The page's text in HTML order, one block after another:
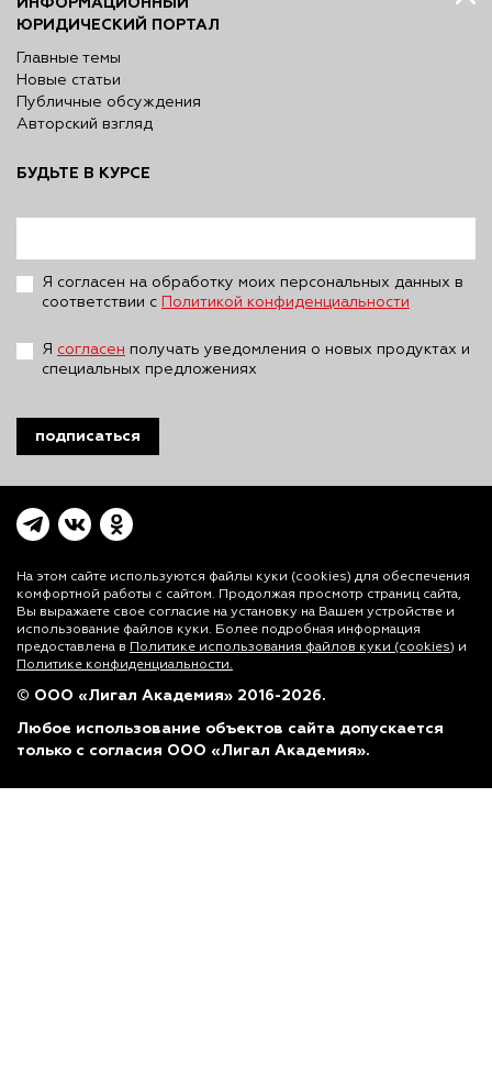
ЮРИДИЧЕСКИЙ ПОРТАЛ
Главные темы
Новые статьи
Публичные обсуждения
Авторский взгляд
БУДЬТЕ В КУРСЕ
Я согласен на обработку моих персональных данных в
соответствии с
Политикой конфиденциальности
Я согласен получать уведомления о новых продуктах и
специальных предложениях
подписаться
На этом сайте используются файлы куки (cookies) для обеспечения
комфортной работы с сайтом. Продолжая просмотр страниц сайта,
Вы выражаете свое согласие на установку на Вашем устройстве и
использование файлов куки. Более подробная информация
предоставлена в Политике использования файлов куки (cookies) и
Политике конфиденциальности.
© ООО «Лигал Академия» 2016-2026.
Любое использование объектов сайта допускается
только с согласия ООО «Лигал Академия».